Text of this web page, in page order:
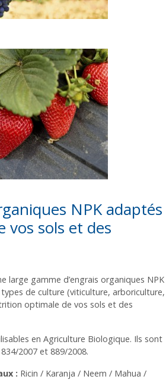
NPK adaptés
vos sols et des
large gamme d’engrais organiques NPK
de culture (viticulture, arboriculture,
optimale de vos sols et des
en Agriculture Biologique. Ils sont
2007 et 889/2008.
: Ricin / Karanja / Neem / Mahua /